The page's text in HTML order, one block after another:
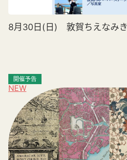
8月30日(日) 敦賀ちえなみ
NEW
開催予告